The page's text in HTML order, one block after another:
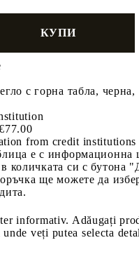
с горна табла,
from credit institutions
е с информационна
количката си с бутона
ще можете да
informativ. Adăugați
veți putea selecta